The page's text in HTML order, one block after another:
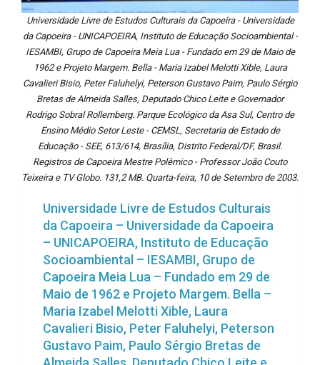
Universidade Livre de Estudos Culturais da Capoeira - Universidade
da Capoeira - UNICAPOEIRA, Instituto de Educação Socioambiental -
IESAMBI, Grupo de Capoeira Meia Lua - Fundado em 29 de Maio de
1962 e Projeto Margem. Bella - Maria Izabel Melotti Xible, Laura
Cavalieri Bisio, Peter Faluhelyi, Peterson Gustavo Paim, Paulo Sérgio
Bretas de Almeida Salles, Deputado Chico Leite e Governador
Rodrigo Sobral Rollemberg. Parque Ecológico da Asa Sul, Centro de
Ensino Médio Setor Leste - CEMSL, Secretaria de Estado de
Educação - SEE, 613/614, Brasília, Distrito Federal/DF, Brasil.
Registros de Capoeira Mestre Polêmico - Professor João Couto
Teixeira e TV Globo. 131,2 MB. Quarta-feira, 10 de Setembro de 2003.
Universidade Livre de Estudos Culturais
da Capoeira – Universidade da Capoeira
– UNICAPOEIRA, Instituto de Educação
Socioambiental – IESAMBI, Grupo de
Capoeira Meia Lua – Fundado em 29 de
Maio de 1962 e Projeto Margem. Bella –
Maria Izabel Melotti Xible, Laura
Cavalieri Bisio, Peter Faluhelyi, Peterson
Gustavo Paim, Paulo Sérgio Bretas de